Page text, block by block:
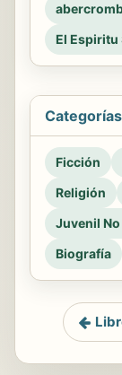
El Espiritu
Ficción
Religión
Juvenil
Biografía